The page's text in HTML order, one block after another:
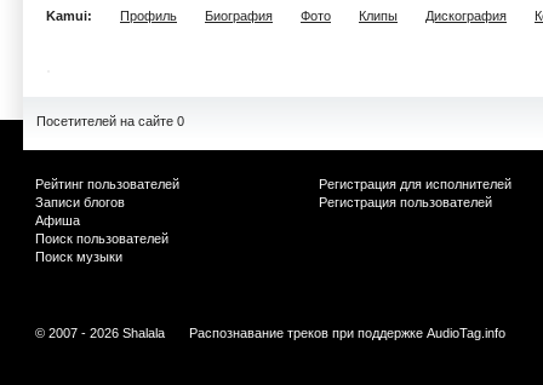
Kamui: Профиль Биография Фото Клипы Дискография
Посетителей на сайте 0
Рейтинг пользователей
Записи блогов
Афиша
Поиск пользователей
Поиск музыки
Регистрация для исполнителей
Регистрация пользователей
© 2007 - 2026 Shalala Распознавание треков при поддержке AudioTag.info